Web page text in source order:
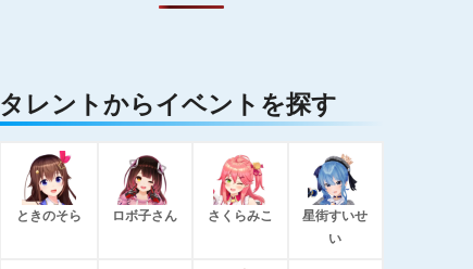
タレントからイベントを探す
ときのそら ロボ子さん さくらみこ
星街すいせ
い